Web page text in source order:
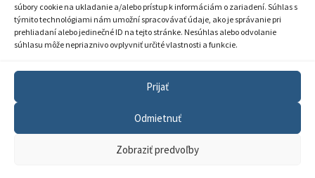
súbory cookie na ukladanie a/alebo prístup k informáciám o zariadení. Súhlas s
týmito technológiami nám umožní spracovávať údaje, ako je správanie pri
prehliadaní alebo jedinečné ID na tejto stránke. Nesúhlas alebo odvolanie
súhlasu môže nepriaznivo ovplyvniť určité vlastnosti a funkcie.
Prijať
Odmietnuť
Zobraziť predvoľby
Zásady ochrany súkromia
Sprístupnenie informácií
Nastavenia cookies
GDPR